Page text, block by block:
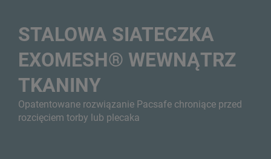
STALOWA SIATECZKA
EXOMESH® WEWNĄTRZ
TKANINY
Opatentowane rozwiązanie Pacsafe chroniące przed
rozcięciem torby lub plecaka